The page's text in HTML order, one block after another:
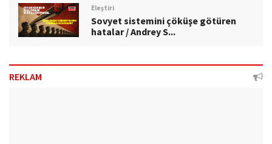
Eleştiri
Sovyet sistemini çöküşe götüren
hatalar / Andrey S...
REKLAM